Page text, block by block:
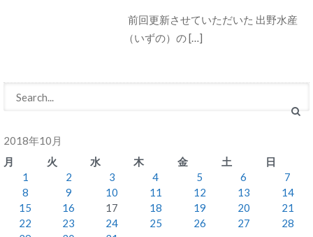
前回更新させていただいた 出野水産
（いずの）の […]
2018年10月
月
火 水 木 金 土
日
1
2 3 4 5 6
7
8
9 10 11 12 13
14
15
16 17 18 19 20
21
22
23 24 25 26 27
28